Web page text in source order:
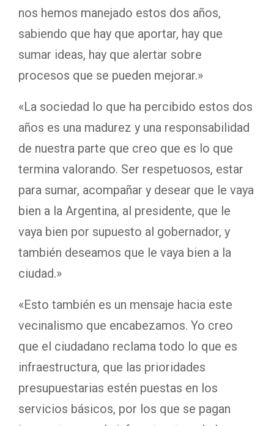
nos hemos manejado estos dos años,
sabiendo que hay que aportar, hay que
sumar ideas, hay que alertar sobre
procesos que se pueden mejorar.»
«La sociedad lo que ha percibido estos dos
años es una madurez y una responsabilidad
de nuestra parte que creo que es lo que
termina valorando. Ser respetuosos, estar
para sumar, acompañar y desear que le vaya
bien a la Argentina, al presidente, que le
vaya bien por supuesto al gobernador, y
también deseamos que le vaya bien a la
ciudad.»
«Esto también es un mensaje hacia este
vecinalismo que encabezamos. Yo creo
que el ciudadano reclama todo lo que es
infraestructura, que las prioridades
presupuestarias estén puestas en los
servicios básicos, por los que se pagan